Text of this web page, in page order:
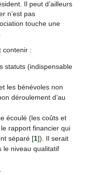
Il peut d’ailleurs
n’est pas
touche une
contenir :
statuts (indispensable
les bénévoles non
déroulement d’au
écoulé (les coûts et
rapport financier qui
séparé[1]). Il serait
le niveau qualitatif